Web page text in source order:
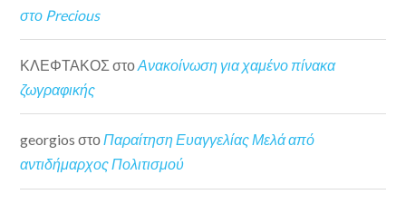
στο Precious
ΚΛΕΦΤΑΚΟΣ στοΑνακοίνωση για χαμένο πίνακα
ζωγραφικής
georgios στοΠαραίτηση Ευαγγελίας Μελά από
αντιδήμαρχος Πολιτισμού